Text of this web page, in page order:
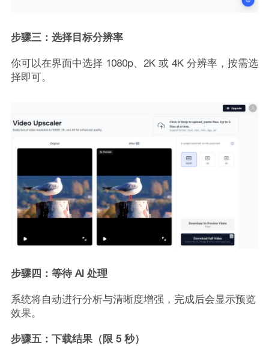
步骤三：选择目标分辨率
你可以在界面中选择 1080p、2K 或 4K 分辨率，按需选
择即可。
步骤四：等待 AI 处理
系统将自动进行分析与清晰度增强，完成后会显示预览
效果。
步骤五：下载结果（限 5 秒）